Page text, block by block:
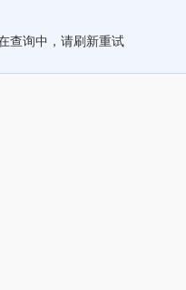
查询中，请刷新重试